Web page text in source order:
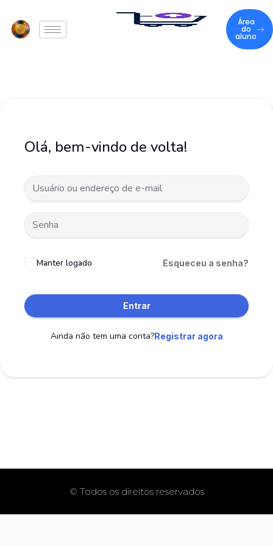
Área
do
aluno
Olá, bem-vindo de volta!
Manter logado Esqueceu a senha?
Entrar
Ainda não tem uma conta?Registrar agora
© Todos os direitos reservados